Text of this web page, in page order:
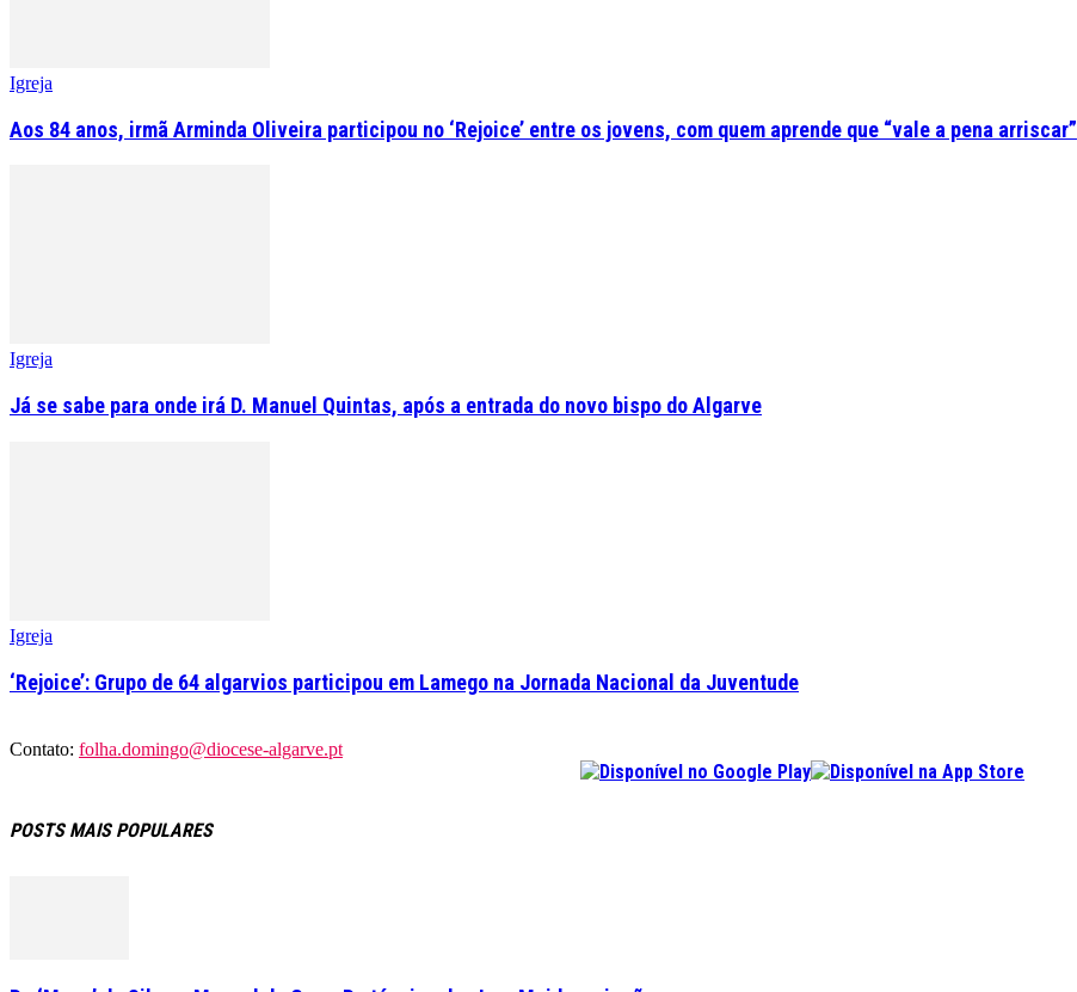
Igreja
Aos 84 anos, irmã Arminda Oliveira participou no ‘Rejoice’ entre os jovens, com quem aprende que “vale a pena arriscar”
Igreja
Já se sabe para onde irá D. Manuel Quintas, após a entrada do novo bispo do Algarve
Igreja
‘Rejoice’: Grupo de 64 algarvios participou em Lamego na Jornada Nacional da Juventude
Contato: folha.domingo@diocese-algarve.pt
POSTS MAIS POPULARES